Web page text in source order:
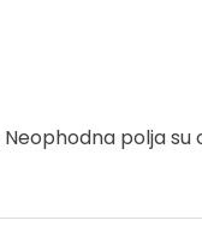
Neophodna polja su